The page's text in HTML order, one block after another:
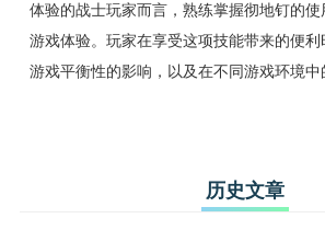
体验的战士玩家而言，熟练掌握彻地钉的
游戏体验。玩家在享受这项技能带来的便
游戏平衡性的影响，以及在不同游戏环境中
历史文章